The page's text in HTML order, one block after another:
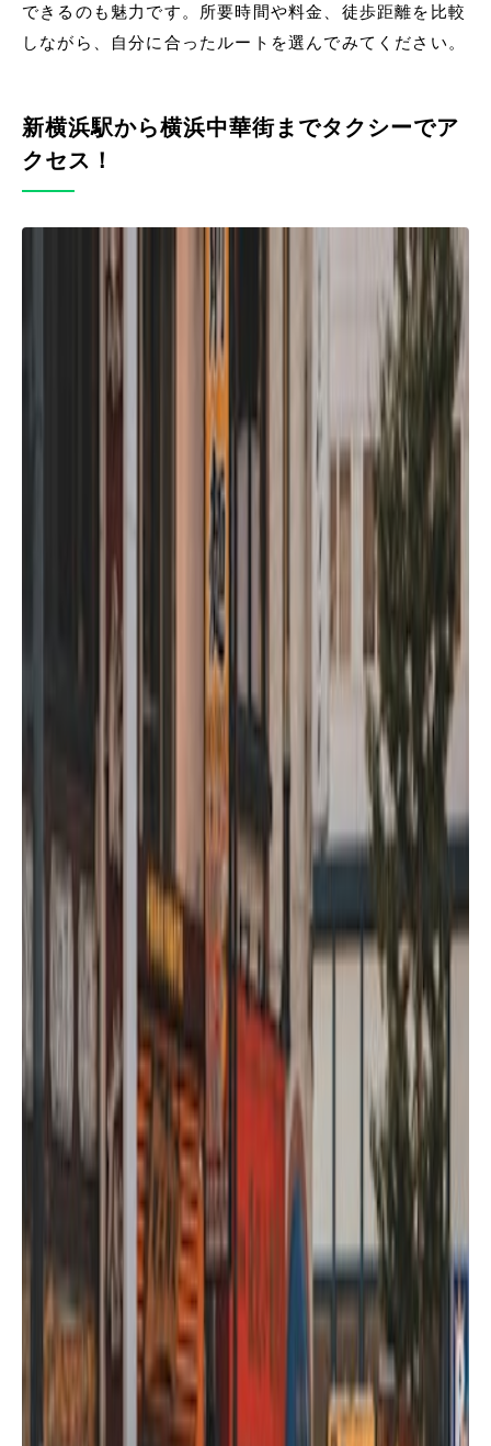
できるのも魅力です。所要時間や料金、徒歩距離を比較
しながら、自分に合ったルートを選んでみてください。
新横浜駅から横浜中華街までタクシーでア
クセス！